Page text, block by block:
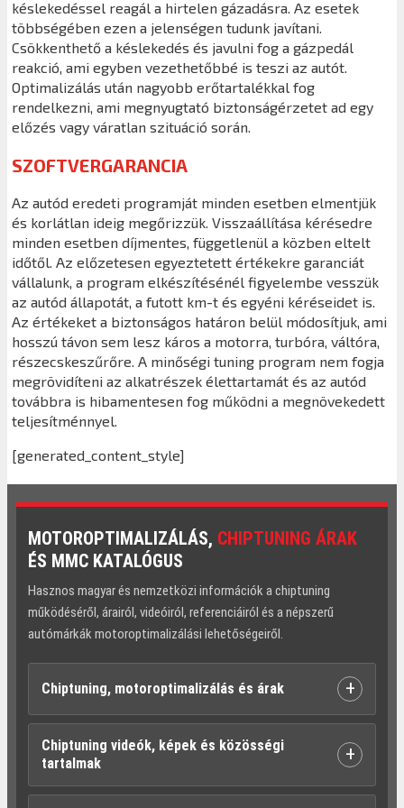
késlekedéssel reagál a hirtelen gázadásra. Az esetek
többségében ezen a jelenségen tudunk javítani.
Csökkenthető a késlekedés és javulni fog a gázpedál
reakció, ami egyben vezethetőbbé is teszi az autót.
Optimalizálás után nagyobb erőtartalékkal fog
rendelkezni, ami megnyugtató biztonságérzetet ad egy
előzés vagy váratlan szituáció során.
SZOFTVERGARANCIA
Az autód eredeti programját minden esetben elmentjük
és korlátlan ideig megőrizzük. Visszaállítása kérésedre
minden esetben díjmentes, függetlenül a közben eltelt
időtől. Az előzetesen egyeztetett értékekre garanciát
vállalunk, a program elkészítésénél figyelembe vesszük
az autód állapotát, a futott km-t és egyéni kéréseidet is.
Az értékeket a biztonságos határon belül módosítjuk, ami
hosszú távon sem lesz káros a motorra, turbóra, váltóra,
részecskeszűrőre. A minőségi tuning program nem fogja
megrövidíteni az alkatrészek élettartamát és az autód
továbbra is hibamentesen fog működni a megnövekedett
teljesítménnyel.
[generated_content_style]
MOTOROPTIMALIZÁLÁS, CHIPTUNING ÁRAK
ÉS MMC KATALÓGUS
Hasznos magyar és nemzetközi információk a chiptuning
működéséről, árairól, videóiról, referenciáiról és a népszerű
autómárkák motoroptimalizálási lehetőségeiről.
Chiptuning, motoroptimalizálás és árak +
Chiptuning videók, képek és közösségi
tartalmak
+